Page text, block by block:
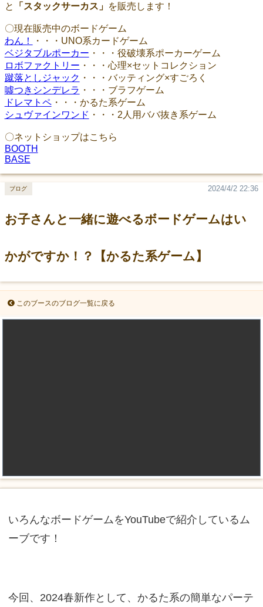
と
「スタックサーカス」 を販売します！
〇現在販売中のボードゲーム
わん！
・・・UNO系カードゲーム
ベジタブルポーカー ・・・役破壊系ポーカーゲーム
ロボファクトリー ・・・心理×セットコレクション
蹴落としジャック ・・・バッティング×すごろく
噓つきシンデレラ ・・・ブラフゲーム
ドレマトペ・・・かるた系ゲーム
シュヴァインワンド ・・・2人用ババ抜き系ゲーム
〇ネットショップはこちら
BOOTH
BASE
お子さんと一緒に遊べるボードゲームはい
かがですか！？【かるた系ゲーム】
2024/4/2 22:36
ブログ
このブースのブログ一覧に戻る
いろんなボードゲームをYouTubeで紹介しているム
ーブです！
今回、2024春新作として、かるた系の簡単なパーテ